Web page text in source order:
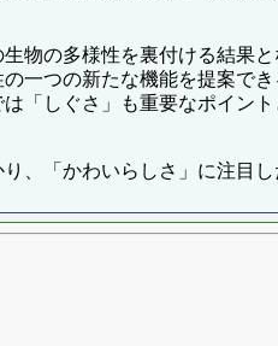
物の多様性を裏付ける結果
一つの新たな機能を提案で
「しぐさ」も重要なポイン
、「かわいらしさ」に注目